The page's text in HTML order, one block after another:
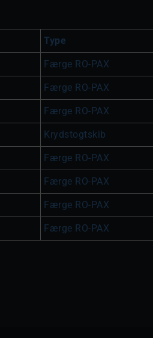
Type
Færge RO-PAX
Færge RO-PAX
Færge RO-PAX
Krydstogtskib
Færge RO-PAX
Færge RO-PAX
Færge RO-PAX
Færge RO-PAX